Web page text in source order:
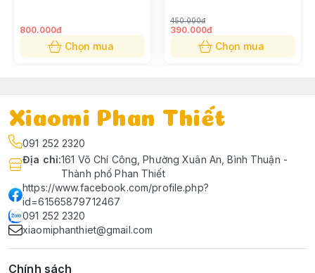
Cân điện tử sức khỏe miLife S20là thiết bị giúp bạn theo
dõi một cách chính xác trọng lượng cơ thể. Chiếc cân đặc
biệt, với thiết kế sang trọng cùng khả năng làm việc thông
minh. Một sản phẩm hữu ích mà bạn nên trang bị cho gia đình
mình.
800.000đ
Chọn mua
450.000đ
390.000đ
Chọn mua
Xiaomi Phan Thiết
091 252 2320
Địa chỉ:161 Võ Chí Công, Phường Xuân An, Bình Thuận -
Thành phố Phan Thiết
https://www.facebook.com/profile.php?
id=61565879712467
091 252 2320
xiaomiphanthiet@gmail.com
Chính sách